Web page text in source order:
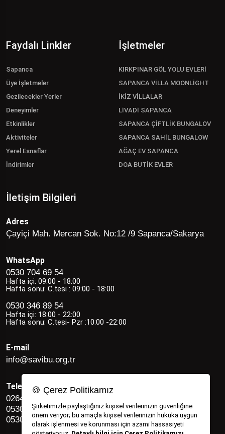
Faydalı Linkler
Sapanca
Üye İşletmeler
Gezilecekler Yerler
Deneyimler
Etkinlikler
Aktiviteler
Yerel Esnaflar
İndirimler
İşletmeler
KIRKPINAR GÖL YOLU EVLERİ
SAPANCA VİLLA MOONLİGHT
İKİZ VİLLALAR
LİVADİ SAPANCA
SAPANCA ÇİFTLİK BUNGALOV
SAPANCA SAHİL BUNGALOW
AĞAÇ EV SAPANCA
DOA BUTİK EVLER
İletişim Bilgileri
Adres
Çayiçi Mah. Mercan Sok. No:12 /9 Sapanca/Sakarya
WhatsApp
0530 704 69 54
Hafta içi: 09:00 - 18:00
Hafta sonu: C.tesi : 09:00 - 18:00
0530 346 89 54
Hafta içi: 18:00 - 22:00
Hafta sonu: C.tesi- Pzr :10:00 -22:00
E-mail
info@savibu.org.tr
Telefon
0264 582 12 17
0530 346 89 54
0530 704 69 54
🍪 Çerez Politikamız
Şirketimizle paylaştığınız kişisel verilerinizin güvenliğine
önem veriyor; bu amaçla kişisel verilerinizin hukuka uygun
olarak işlenmesi ve korunması için azami hassasiyeti